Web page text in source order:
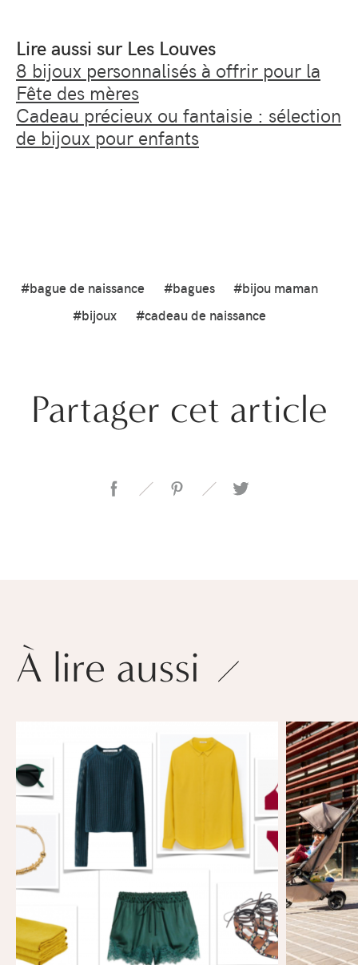
Lire aussi sur Les Louves
8 bijoux personnalisés à offrir pour la
Fête des mères
Cadeau précieux ou fantaisie : sélection
de bijoux pour enfants
#bague de naissance #bagues
#bijou maman
#bijoux
#cadeau de naissance
Partager cet article
À lire aussi